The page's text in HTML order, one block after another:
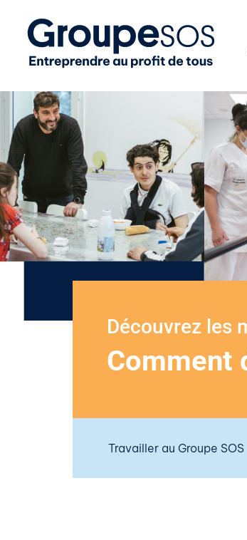
Découvrez les
Comment
Travailler au Groupe SOS